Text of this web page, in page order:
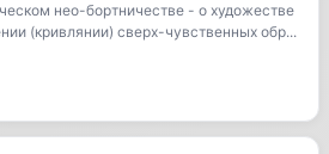
нео-бортничестве - о художестве
(кривлянии) сверх-чувственных обр...